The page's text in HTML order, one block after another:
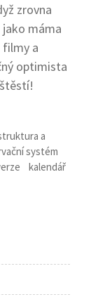
zrovna
máma
filmy a
optimista
a
systém
kalendář